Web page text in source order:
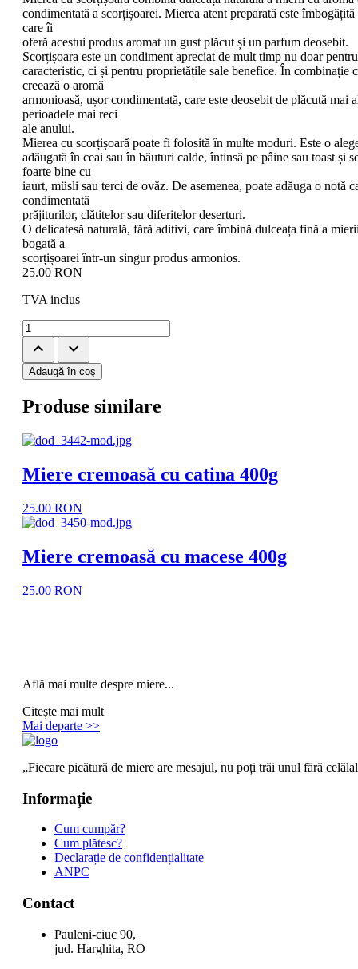
condimentată a scorțișoarei. Mierea atent preparată este
care îi
oferă acestui produs aromat un gust plăcut și un parfum deosebit.
Scorțișoara este un condiment apreciat de mult timp nu doar
caracteristic, ci și pentru proprietățile sale benefice. În combinație
creează o aromă
armonioasă, ușor condimentată, care este deosebit de plăcută mai
perioadele mai reci
ale anului.
Mierea cu scorțișoară poate fi folosită în multe moduri. Este o
adăugată în ceai sau în băuturi calde, întinsă pe pâine sau toast și
foarte bine cu
iaurt, müsli sau terci de ovăz. De asemenea, poate adăuga o notă
condimentată
prăjiturilor, clătitelor sau diferitelor deserturi.
O delicatesă naturală, fără aditivi, care îmbină dulceața fină a
bogată a
scorțișoarei într-un singur produs armonios.
25.00 RON
TVA inclus
keyboard_arrow_up keyboard_arrow_down
Adaugă în coş
Produse similare
Miere cremoasă cu catina 400g
25.00 RON
Miere cremoasă cu macese 400g
25.00 RON
Află mai multe despre miere...
Citește mai mult
Mai departe >>
„Fiecare picătură de miere are mesajul, nu poți trăi unul fără
Informație
Cum cumpăr?
Cum plătesc?
Declarație de confidențialitate
ANPC
Contact
Pauleni-ciuc 90,
jud. Harghita, RO